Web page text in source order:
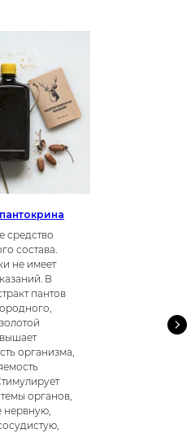
средство
состава.
не имеет
В
пантов
организма,
органов,
нервную,